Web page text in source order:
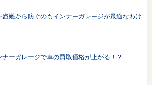
盗難から防ぐのもインナーガレージが最適なわけ
ナーガレージで車の買取価格が上がる！？